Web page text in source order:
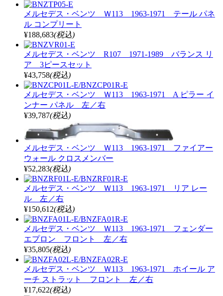
メルセデス・ベンツ Ｗ113 1963-1971 テール パネ
ル コンプリート
¥188,683(税込)
メルセデス・ベンツ R107 1971-1989 バランス リ
ア 3ピースセット
¥43,758(税込)
メルセデス・ベンツ Ｗ113 1963-1971 A ピラー イ
ンナー パネル 左／右
¥39,787(税込)
メルセデス・ベンツ Ｗ113 1963-1971 ファイアー
ウォール クロスメンバー
¥52,283(税込)
メルセデス・ベンツ Ｗ113 1963-1971 リア レー
ル 左／右
¥150,612(税込)
メルセデス・ベンツ Ｗ113 1963-1971 フェンダー
エプロン フロント 左／右
¥35,805(税込)
メルセデス・ベンツ Ｗ113 1963-1971 ホイール ア
ーチ ストラット フロント 左／右
¥17,622(税込)